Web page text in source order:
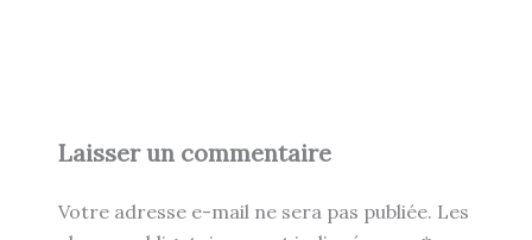
Laisser un commentaire
Votre adresse e-mail ne sera pas publiée. Les